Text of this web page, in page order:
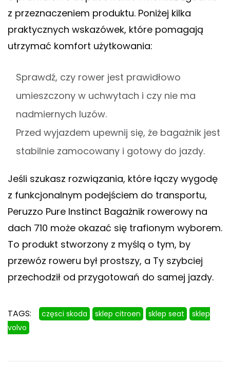
z przeznaczeniem produktu. Poniżej kilka
praktycznych wskazówek, które pomagają
utrzymać komfort użytkowania:
Sprawdź, czy rower jest prawidłowo
umieszczony w uchwytach i czy nie ma
nadmiernych luzów.
Przed wyjazdem upewnij się, że bagażnik jest
stabilnie zamocowany i gotowy do jazdy.
Jeśli szukasz rozwiązania, które łączy wygodę
z funkcjonalnym podejściem do transportu,
Peruzzo Pure Instinct Bagażnik rowerowy na
dach 710 może okazać się trafionym wyborem.
To produkt stworzony z myślą o tym, by
przewóz roweru był prostszy, a Ty szybciej
przechodził od przygotowań do samej jazdy.
TAGS: częsci skoda sklep citroen sklep seat
sklep
volvo